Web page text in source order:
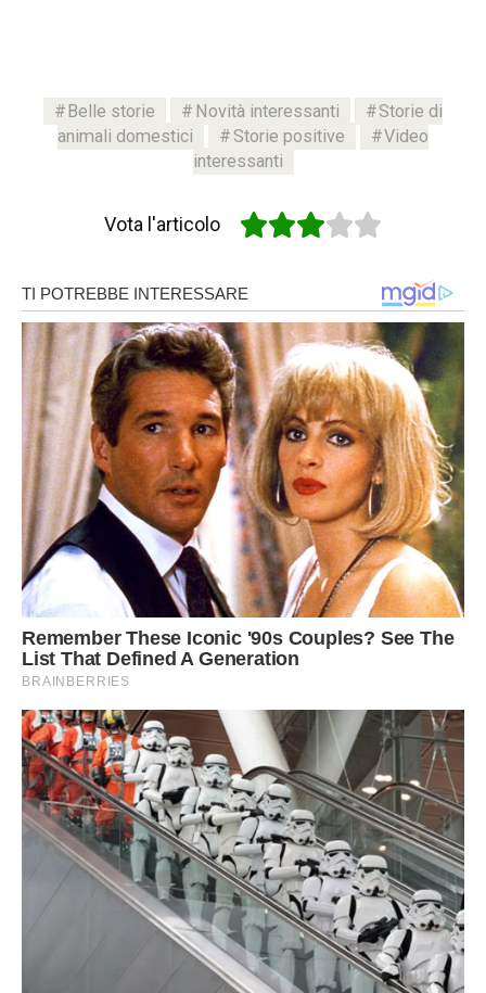
Belle storie Novità interessanti
Storie di
animali domestici
Storie positive
Video
interessanti
Vota l'articolo